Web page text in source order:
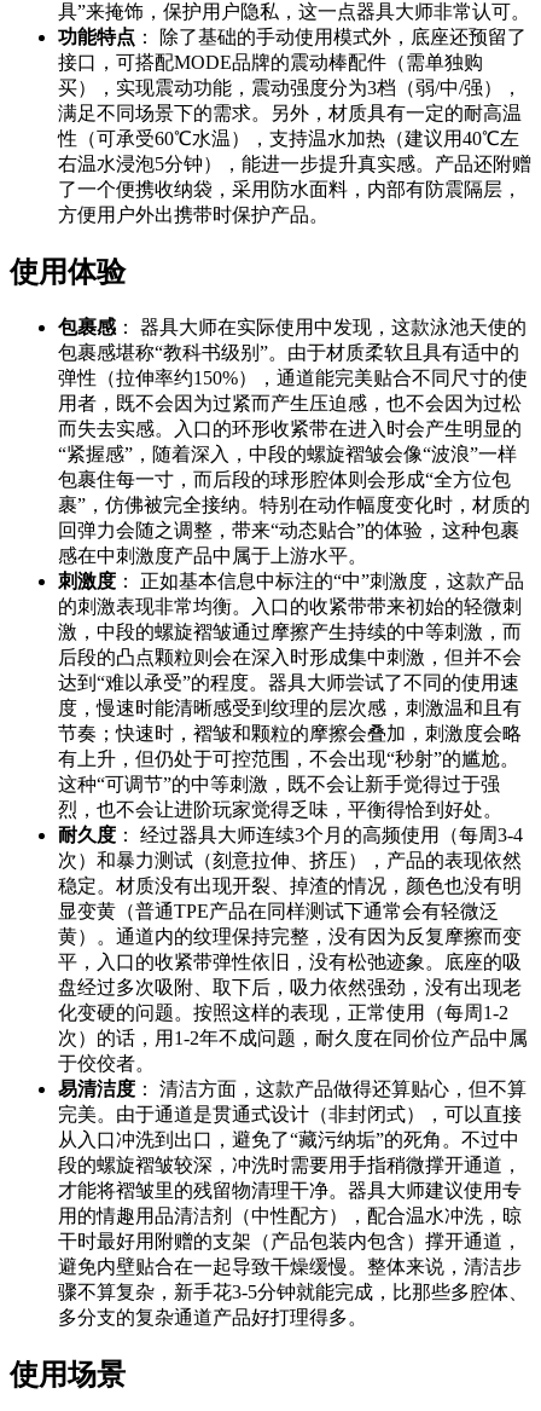
具”来掩饰，保护用户隐私，这一点器具大师非常认可。
功能特点 ： 除了基础的手动使用模式外，底座还预留了
接口，可搭配MODE品牌的震动棒配件（需单独购
买），实现震动功能，震动强度分为3档（弱/中/强），
满足不同场景下的需求。另外，材质具有一定的耐高温
性（可承受60℃水温），支持温水加热（建议用40℃左
右温水浸泡5分钟），能进一步提升真实感。产品还附赠
了一个便携收纳袋，采用防水面料，内部有防震隔层，
方便用户外出携带时保护产品。
使用体验
包裹感 ： 器具大师在实际使用中发现，这款泳池天使的
包裹感堪称“教科书级别”。由于材质柔软且具有适中的
弹性（拉伸率约150%），通道能完美贴合不同尺寸的使
用者，既不会因为过紧而产生压迫感，也不会因为过松
而失去实感。入口的环形收紧带在进入时会产生明显的
“紧握感”，随着深入，中段的螺旋褶皱会像“波浪”一样
包裹住每一寸，而后段的球形腔体则会形成“全方位包
裹”，仿佛被完全接纳。特别在动作幅度变化时，材质的
回弹力会随之调整，带来“动态贴合”的体验，这种包裹
感在中刺激度产品中属于上游水平。
刺激度 ： 正如基本信息中标注的“中”刺激度，这款产品
的刺激表现非常均衡。入口的收紧带带来初始的轻微刺
激，中段的螺旋褶皱通过摩擦产生持续的中等刺激，而
后段的凸点颗粒则会在深入时形成集中刺激，但并不会
达到“难以承受”的程度。器具大师尝试了不同的使用速
度，慢速时能清晰感受到纹理的层次感，刺激温和且有
节奏；快速时，褶皱和颗粒的摩擦会叠加，刺激度会略
有上升，但仍处于可控范围，不会出现“秒射”的尴尬。
这种“可调节”的中等刺激，既不会让新手觉得过于强
烈，也不会让进阶玩家觉得乏味，平衡得恰到好处。
耐久度 ： 经过器具大师连续3个月的高频使用（每周3-4
次）和暴力测试（刻意拉伸、挤压），产品的表现依然
稳定。材质没有出现开裂、掉渣的情况，颜色也没有明
显变黄（普通TPE产品在同样测试下通常会有轻微泛
黄）。通道内的纹理保持完整，没有因为反复摩擦而变
平，入口的收紧带弹性依旧，没有松弛迹象。底座的吸
盘经过多次吸附、取下后，吸力依然强劲，没有出现老
化变硬的问题。按照这样的表现，正常使用（每周1-2
次）的话，用1-2年不成问题，耐久度在同价位产品中属
于佼佼者。
易清洁度 ： 清洁方面，这款产品做得还算贴心，但不算
完美。由于通道是贯通式设计（非封闭式），可以直接
从入口冲洗到出口，避免了“藏污纳垢”的死角。不过中
段的螺旋褶皱较深，冲洗时需要用手指稍微撑开通道，
才能将褶皱里的残留物清理干净。器具大师建议使用专
用的情趣用品清洁剂（中性配方），配合温水冲洗，晾
干时最好用附赠的支架（产品包装内包含）撑开通道，
避免内壁贴合在一起导致干燥缓慢。整体来说，清洁步
骤不算复杂，新手花3-5分钟就能完成，比那些多腔体、
多分支的复杂通道产品好打理得多。
使用场景